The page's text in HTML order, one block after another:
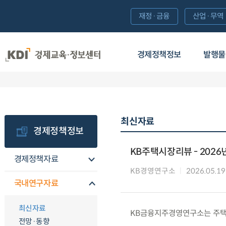
경제정책정보 발행물
재정·금융 산업·무역
경제정책정보
경제정책자료
국내연구자료
최신자료
전망·동향
최신자료
KB주택시장리뷰 - 2026
KB경영연구소 2026.05.19
KB금융지주경영연구소는 주